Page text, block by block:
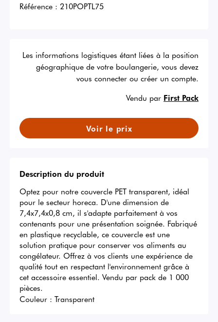
Référence : 210POPTL75
Les informations logistiques étant liées à la position
géographique de votre boulangerie, vous devez
vous connecter ou créer un compte.
Vendu par First Pack
Voir le prix
Description du produit
Optez pour notre couvercle PET transparent, idéal
pour le secteur horeca. D'une dimension de
7,4x7,4x0,8 cm, il s'adapte parfaitement à vos
contenants pour une présentation soignée. Fabriqué
en plastique recyclable, ce couvercle est une
solution pratique pour conserver vos aliments au
congélateur. Offrez à vos clients une expérience de
qualité tout en respectant l'environnement grâce à
cet accessoire essentiel. Vendu par pack de 1 000
pièces.
Couleur : Transparent